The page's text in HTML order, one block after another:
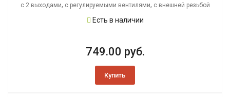
с 2 выходами, с регулируемыми вентилями, с внешней резьбой
Есть в наличии
749.00 руб.
Купить